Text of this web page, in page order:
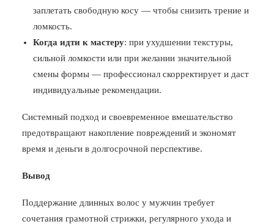
заплетать свободную косу — чтобы снизить трение и
ломкость.
Когда идти к мастеру: при ухудшении текстуры,
сильной ломкости или при желании значительной
смены формы — профессионал скорректирует и даст
индивидуальные рекомендации.
Системный подход и своевременное вмешательство
предотвращают накопление повреждений и экономят
время и деньги в долгосрочной перспективе.
Вывод
Поддержание длинных волос у мужчин требует
сочетания грамотной стрижки, регулярного ухода и